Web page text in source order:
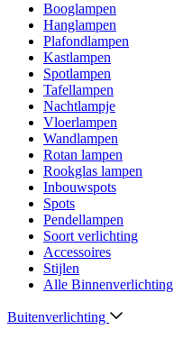
Booglampen
Hanglampen
Plafondlampen
Kastlampen
Spotlampen
Tafellampen
Nachtlampje
Vloerlampen
Wandlampen
Rotan lampen
Rookglas lampen
Inbouwspots
Spots
Pendellampen
Soort verlichting
Accessoires
Stijlen
Alle Binnenverlichting
Buitenverlichting